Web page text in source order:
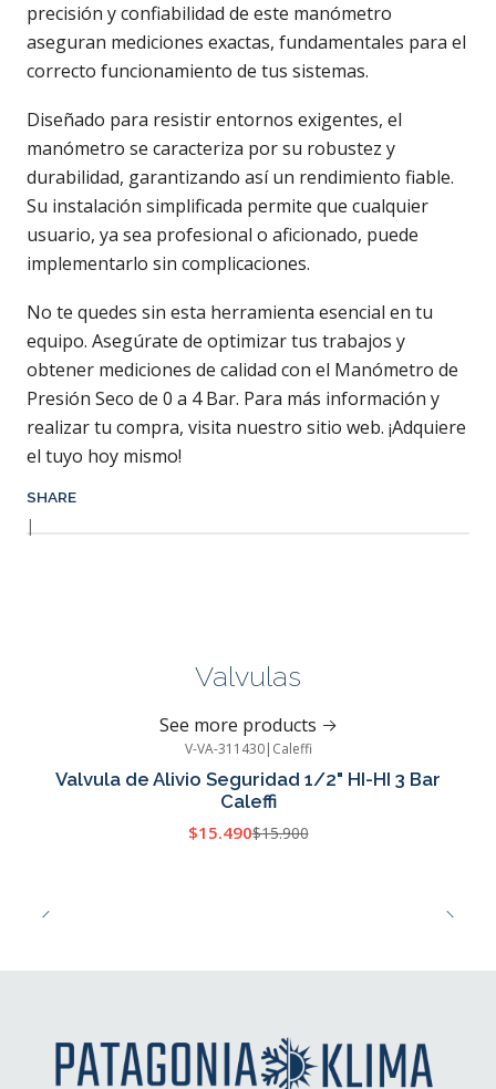
precisión y confiabilidad de este manómetro
aseguran mediciones exactas, fundamentales para el
correcto funcionamiento de tus sistemas.
Diseñado para resistir entornos exigentes, el
manómetro se caracteriza por su robustez y
durabilidad, garantizando así un rendimiento fiable.
Su instalación simplificada permite que cualquier
usuario, ya sea profesional o aficionado, puede
implementarlo sin complicaciones.
No te quedes sin esta herramienta esencial en tu
equipo. Asegúrate de optimizar tus trabajos y
obtener mediciones de calidad con el Manómetro de
Presión Seco de 0 a 4 Bar. Para más información y
realizar tu compra, visita nuestro sitio web. ¡Adquiere
el tuyo hoy mismo!
SHARE
|
Valvulas
See more products
-3% OFF
V-VA-311430| Caleffi
Valvula de Alivio Seguridad 1/2" HI-HI 3 Bar
Caleffi
$15.490$15.900